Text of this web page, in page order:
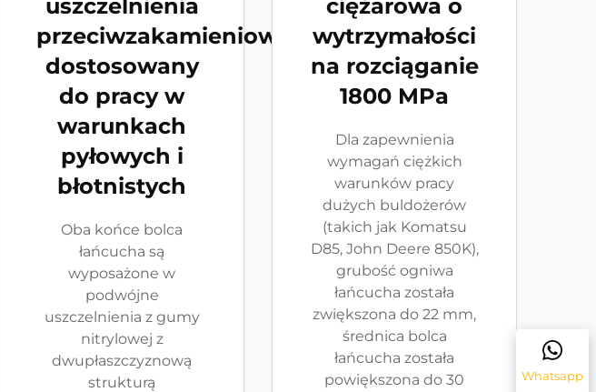
uszczelnienia
przeciwzakamieniowego,
dostosowany
do pracy w
warunkach
pyłowych i
błotnistych
Oba końce bolca
łańcucha są
wyposażone w
podwójne
uszczelnienia z gumy
nitrylowej z
dwupłaszczyznową
strukturą
ciężarowa o
wytrzymałości
na rozciąganie
1800 MPa
Dla zapewnienia
wymagań ciężkich
warunków pracy
dużych buldożerów
(takich jak Komatsu
D85, John Deere 850K),
grubość ogniwa
łańcucha została
zwiększona do 22 mm,
średnica bolca
łańcucha została
powiększona do 30
Whatsapp